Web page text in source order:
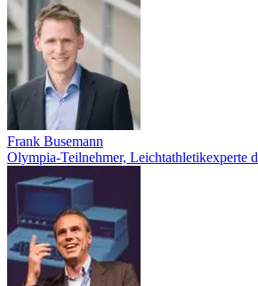
Frank Busemann
Olympia-Teilnehmer, Leichtathletikexperte